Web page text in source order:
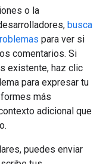
o la
busca
para ver si
comentarios. Si
existente, haz clic
para expresar tu
más
adicional que
puedes enviar